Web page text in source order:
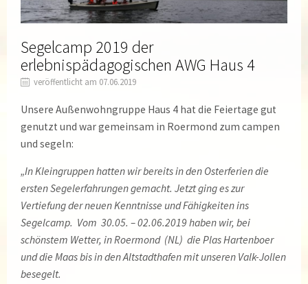
Segelcamp 2019 der
erlebnispädagogischen AWG Haus 4
veröffentlicht am 07.06.2019
Unsere Außenwohngruppe Haus 4 hat die Feiertage gut
genutzt und war gemeinsam in Roermond zum campen
und segeln:
„In Kleingruppen hatten wir bereits in den Osterferien die
ersten Segelerfahrungen gemacht. Jetzt ging es zur
Vertiefung der neuen Kenntnisse und Fähigkeiten ins
Segelcamp. Vom 30.05. – 02.06.2019 haben wir, bei
schönstem Wetter, in Roermond (NL) die Plas Hartenboer
und die Maas bis in den Altstadthafen mit unseren Valk-Jollen
besegelt.